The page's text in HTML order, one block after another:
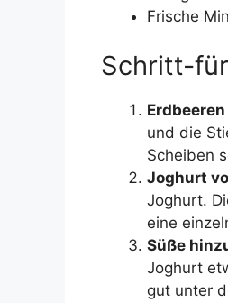
Frische
Schritt-
und die
Scheiben
Joghurt
Joghurt.
eine
Süße
Joghurt
gut unter